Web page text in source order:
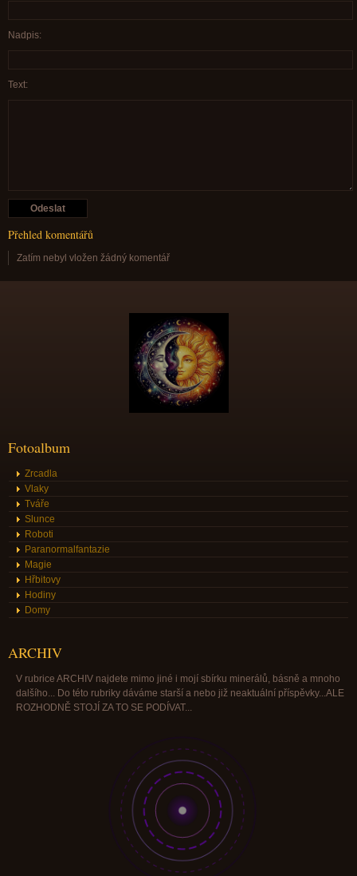
Nadpis:
Text:
Přehled komentářů
Zatím nebyl vložen žádný komentář
Fotoalbum
Zrcadla
Vlaky
Tváře
Slunce
Roboti
Paranormalfantazie
Magie
Hřbitovy
Hodiny
Domy
ARCHIV
V rubrice ARCHIV najdete mimo jiné i mojí sbírku minerálů, básně a mnoho
dalšího... Do této rubriky dáváme starší a nebo již neaktuální příspěvky...ALE
ROZHODNĚ STOJÍ ZA TO SE PODÍVAT...